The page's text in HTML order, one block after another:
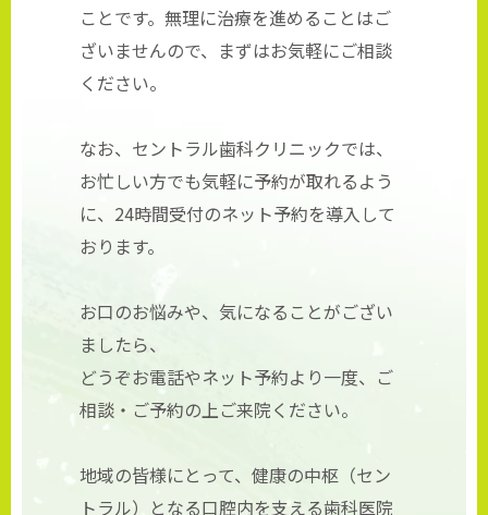
ことです。無理に治療を進めることはご
ざいませんので、まずはお気軽にご相談
ください。
なお、セントラル歯科クリニックでは、
お忙しい方でも気軽に予約が取れるよう
に、24時間受付のネット予約を導入して
おります。
お口のお悩みや、気になることがござい
ましたら、
どうぞお電話やネット予約より一度、ご
相談・ご予約の上ご来院ください。
地域の皆様にとって、健康の中枢（セン
トラル）となる口腔内を支える歯科医院